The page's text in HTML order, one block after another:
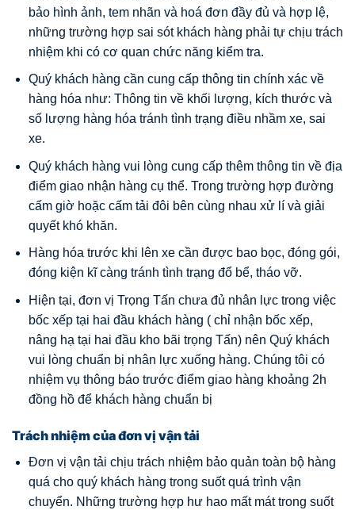
bảo hình ảnh, tem nhãn và hoá đơn đầy đủ và hợp lệ,
những trường hợp sai sót khách hàng phải tự chịu trách
nhiệm khi có cơ quan chức năng kiểm tra.
Quý khách hàng cần cung cấp thông tin chính xác về
hàng hóa như: Thông tin về khối lượng, kích thước và
số lượng hàng hóa tránh tình trạng điều nhầm xe, sai
xe.
Quý khách hàng vui lòng cung cấp thêm thông tin về địa
điểm giao nhận hàng cụ thể. Trong trường hợp đường
cấm giờ hoặc cấm tải đôi bên cùng nhau xử lí và giải
quyết khó khăn.
Hàng hóa trước khi lên xe cần được bao bọc, đóng gói,
đóng kiện kĩ càng tránh tình trạng đổ bể, tháo vỡ.
Hiện tại, đơn vị Trọng Tấn chưa đủ nhân lực trong việc
bốc xếp tại hai đầu khách hàng ( chỉ nhận bốc xếp,
nâng hạ tại hai đầu kho bãi trọng Tấn) nên Quý khách
vui lòng chuẩn bị nhân lực xuống hàng. Chúng tôi có
nhiệm vụ thông báo trước điểm giao hàng khoảng 2h
đồng hồ để khách hàng chuẩn bị
Trách nhiệm của đơn vị vận tải
Đơn vị vận tải chịu trách nhiệm bảo quản toàn bộ hàng
quá cho quý khách hàng trong suốt quá trình vận
chuyển. Những trường hợp hư hao mất mát trong suốt